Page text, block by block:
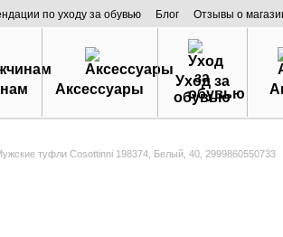
по уходу за обувью Блог Отзывы о
Аксессуары
Уход за
обувью
туфли Cosottinni 198374, Белый, 40, 2999860550733